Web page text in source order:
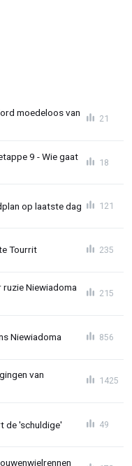
moedeloos van
21
9 - Wie gaat
18
op laatste dag 121
Tourrit 235
ruzie Niewiadoma
215
Niewiadoma 856
van
1425
de 'schuldige' 49